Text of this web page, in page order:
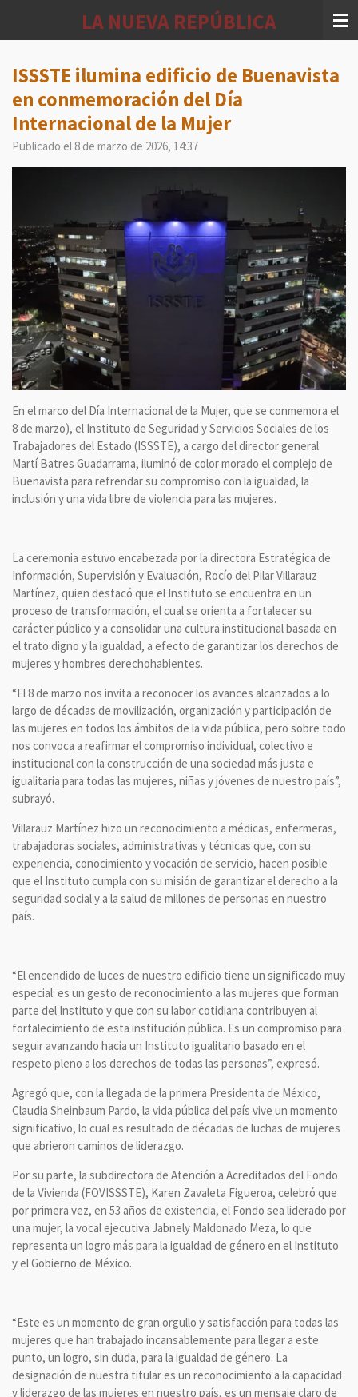
principal
LA NUEVA REPÚBLICA
ISSSTE ilumina edificio de Buenavista
en conmemoración del Día
Internacional de la Mujer
Publicado el 8 de marzo de 2026, 14:37
En el marco del Día Internacional de la Mujer, que se conmemora el
8 de marzo), el Instituto de Seguridad y Servicios Sociales de los
Trabajadores del Estado (ISSSTE), a cargo del director general
Martí Batres Guadarrama, iluminó de color morado el complejo de
Buenavista para refrendar su compromiso con la igualdad, la
inclusión y una vida libre de violencia para las mujeres.
La ceremonia estuvo encabezada por la directora Estratégica de
Información, Supervisión y Evaluación, Rocío del Pilar Villarauz
Martínez, quien destacó que el Instituto se encuentra en un
proceso de transformación, el cual se orienta a fortalecer su
carácter público y a consolidar una cultura institucional basada en
el trato digno y la igualdad, a efecto de garantizar los derechos de
mujeres y hombres derechohabientes.
“El 8 de marzo nos invita a reconocer los avances alcanzados a lo
largo de décadas de movilización, organización y participación de
las mujeres en todos los ámbitos de la vida pública, pero sobre todo
nos convoca a reafirmar el compromiso individual, colectivo e
institucional con la construcción de una sociedad más justa e
igualitaria para todas las mujeres, niñas y jóvenes de nuestro país”,
subrayó.
Villarauz Martínez hizo un reconocimiento a médicas, enfermeras,
trabajadoras sociales, administrativas y técnicas que, con su
experiencia, conocimiento y vocación de servicio, hacen posible
que el Instituto cumpla con su misión de garantizar el derecho a la
seguridad social y a la salud de millones de personas en nuestro
país.
“El encendido de luces de nuestro edificio tiene un significado muy
especial: es un gesto de reconocimiento a las mujeres que forman
parte del Instituto y que con su labor cotidiana contribuyen al
fortalecimiento de esta institución pública. Es un compromiso para
seguir avanzando hacia un Instituto igualitario basado en el
respeto pleno a los derechos de todas las personas”, expresó.
Agregó que, con la llegada de la primera Presidenta de México,
Claudia Sheinbaum Pardo, la vida pública del país vive un momento
significativo, lo cual es resultado de décadas de luchas de mujeres
que abrieron caminos de liderazgo.
Por su parte, la subdirectora de Atención a Acreditados del Fondo
de la Vivienda (FOVISSSTE), Karen Zavaleta Figueroa, celebró que
por primera vez, en 53 años de existencia, el Fondo sea liderado por
una mujer, la vocal ejecutiva Jabnely Maldonado Meza, lo que
representa un logro más para la igualdad de género en el Instituto
y el Gobierno de México.
“Este es un momento de gran orgullo y satisfacción para todas las
mujeres que han trabajado incansablemente para llegar a este
punto, un logro, sin duda, para la igualdad de género. La
designación de nuestra titular es un reconocimiento a la capacidad
y liderazgo de las mujeres en nuestro país, es un mensaje claro de